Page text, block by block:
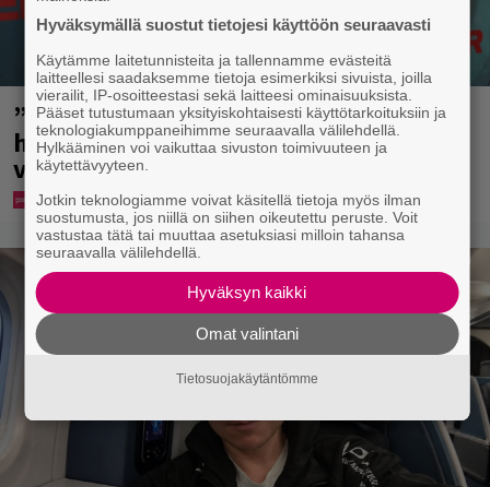
”Nukuimme kaikki viisi samassa
huoneessa” – Renny Harlinin perhe
vietti unelmien kesän Suomessa
Hyväksymällä suostut tietojesi käyttöön seuraavasti
Käytämme laitetunnisteita ja tallennamme evästeitä
laitteellesi saadaksemme tietoja esimerkiksi sivuista, joilla
vierailit, IP-osoitteestasi sekä laitteesi ominaisuuksista.
Pääset tutustumaan yksityiskohtaisesti käyttötarkoituksiin ja
teknologiakumppaneihimme seuraavalla välilehdellä.
Hylkääminen voi vaikuttaa sivuston toimivuuteen ja
käytettävyyteen.
Jotkin teknologiamme voivat käsitellä tietoja myös ilman
suostumusta, jos niillä on siihen oikeutettu peruste. Voit
vastustaa tätä tai muuttaa asetuksiasi milloin tahansa
seuraavalla välilehdellä.
Hyväksyn kaikki
Omat valintani
Tietosuojakäytäntömme